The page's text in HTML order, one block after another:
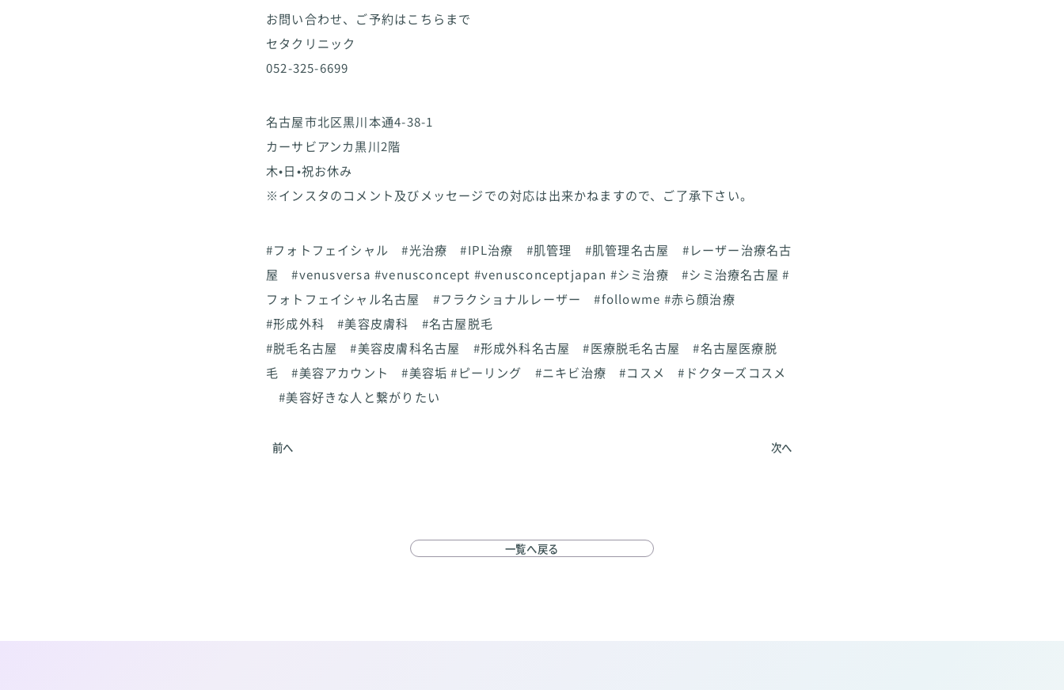
お問い合わせ、ご予約はこちらまで
セタクリニック
052-325-6699
名古屋市北区黒川本通4-38-1
カーサビアンカ黒川2階
木•日•祝お休み
※インスタのコメント及びメッセージでの対応は出来かねますので、ご了承下さい。
#フォトフェイシャル #光治療 #IPL治療 #肌管理 #肌管理名古屋 #レーザー治療名古
屋 #venusversa #venusconcept #venusconceptjapan #シミ治療 #シミ治療名古屋 #
フォトフェイシャル名古屋 #フラクショナルレーザー #followme #赤ら顔治療
#形成外科 #美容皮膚科 #名古屋脱毛
#脱毛名古屋 #美容皮膚科名古屋 #形成外科名古屋 #医療脱毛名古屋 #名古屋医療脱
毛 #美容アカウント #美容垢 #ピーリング #ニキビ治療 #コスメ #ドクターズコスメ
#美容好きな人と繋がりたい
前へ 次へ
一覧へ戻る